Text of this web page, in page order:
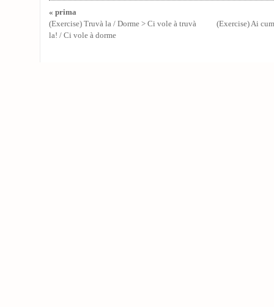
« prima
(Exercise) Truvà la / Dorme > Ci vole à truvà
la! / Ci vole à dorme
(Exercise) Ai